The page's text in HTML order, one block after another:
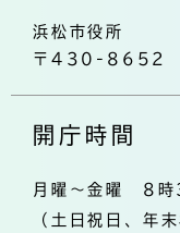
浜松市役所
〒430-8652
開庁時間
月曜～金曜 8
（土日祝日、年